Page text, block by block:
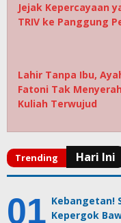
Jejak Kepercayaan
TRIV ke Panggung
Lahir Tanpa Ibu,
Fatoni Tak
Kuliah Terwujud
Kebangetan!
Kepergok